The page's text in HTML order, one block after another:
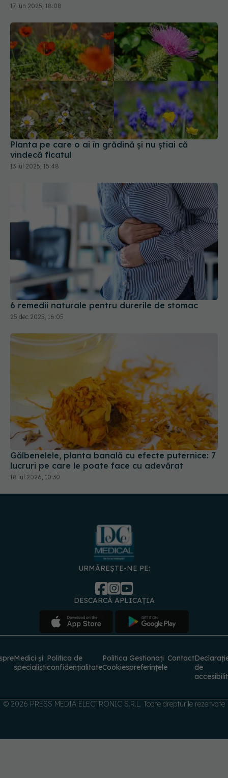
17 iun 2025, 18:08
Planta pe care o ai în grădină și nu știai că
vindecă ficatul
13 iul 2025, 15:48
6 remedii naturale pentru durerile de stomac
25 dec 2025, 16:05
Gălbenelele, planta banală cu efecte puternice: 7
lucruri pe care le poate face cu adevărat
18 iul 2026, 10:30
URMĂREȘTE-NE PE:
DESCARCĂ APLICAȚIA
Medici și
specialiști
Politica de
confidențialitate
Politica
Cookies
Gestionați
preferințele
Contact
de
© 2026 PRESS MEDIA ELECTRONIC S.R.L. Toate drepturile rezervate